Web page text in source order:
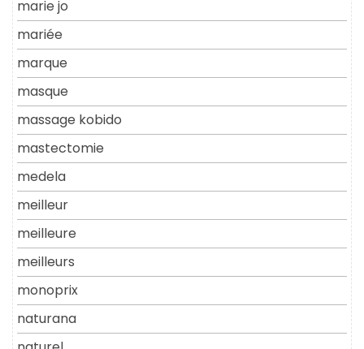
marie jo
mariée
marque
masque
massage kobido
mastectomie
medela
meilleur
meilleure
meilleurs
monoprix
naturana